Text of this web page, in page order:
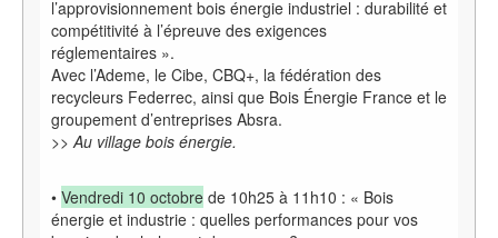
l’approvisionnement bois énergie industriel : durabilité et
compétitivité à l’épreuve des exigences
réglementaires ».
Avec l’Ademe, le Cibe, CBQ+, la fédération des
recycleurs Federrec, ainsi que Bois Énergie France et le
groupement d’entreprises Absra.
>> Au village bois énergie.
• Vendredi 10 octobre de 10h25 à 11h10 : « Bois
énergie et industrie : quelles performances pour vos